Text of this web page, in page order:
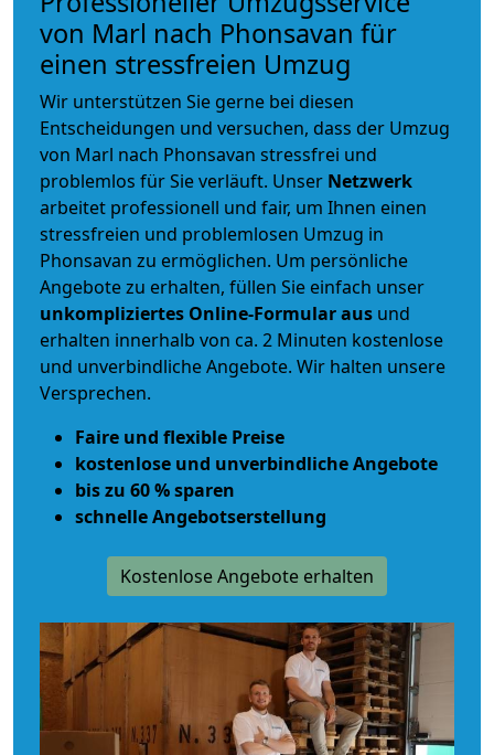
von Marl nach Phonsavan für
einen stressfreien Umzug
Wir unterstützen Sie gerne bei diesen
Entscheidungen und versuchen, dass der Umzug
von Marl nach Phonsavan stressfrei und
problemlos für Sie verläuft. Unser Netzwerk
arbeitet professionell und fair, um Ihnen einen
stressfreien und problemlosen Umzug in
Phonsavan zu ermöglichen. Um persönliche
Angebote zu erhalten, füllen Sie einfach unser
unkompliziertes Online-Formular aus und
erhalten innerhalb von ca. 2 Minuten kostenlose
und unverbindliche Angebote. Wir halten unsere
Versprechen.
Faire und flexible Preise
kostenlose und unverbindliche Angebote
bis zu 60 % sparen
schnelle Angebotserstellung
Kostenlose Angebote erhalten